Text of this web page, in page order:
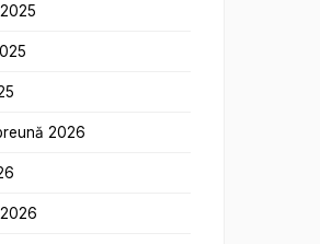
2026